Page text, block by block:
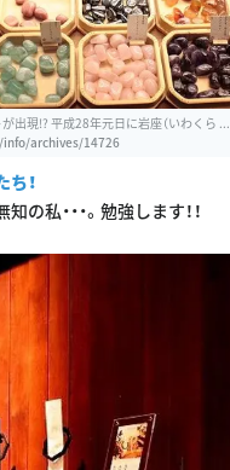
出現!? 平成28年元日に岩座（いわくら ...
archives/14726
！
の私・・・。勉強します！！